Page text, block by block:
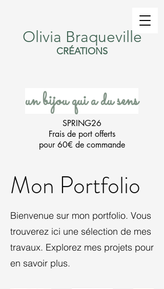
Olivia Braqueville
CRÉATIONS
un bijou qui a du sens
SPRING26
Frais de port offerts
pour 60€ de commande
Mon Portfolio
Bienvenue sur mon portfolio. Vous
trouverez ici une sélection de mes
travaux. Explorez mes projets pour
en savoir plus.